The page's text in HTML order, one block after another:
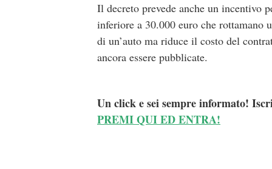
Il decreto prevede anche un incentivo
inferiore a 30.000 euro che rottamano
di un’auto ma riduce il costo del
ancora essere pubblicate.
Un click e sei sempre informato!
PREMI QUI ED ENTRA!